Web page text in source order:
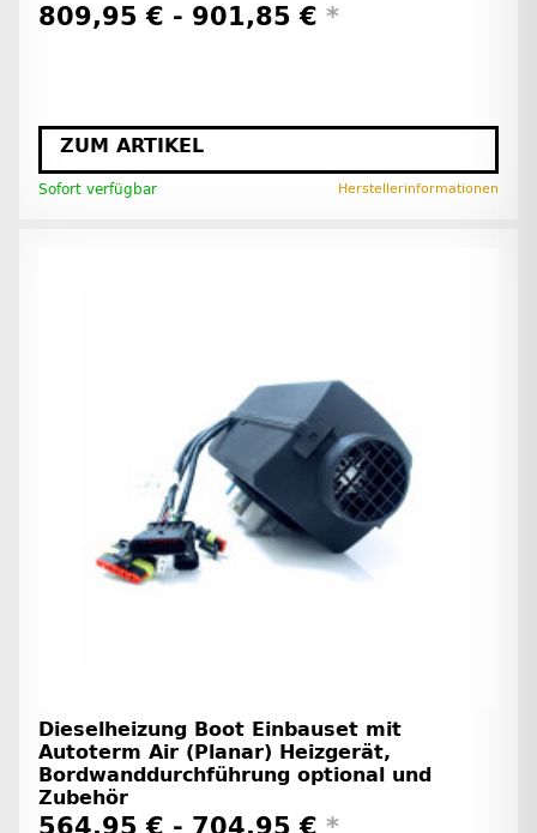
809,95 € - 901,85 € *
ZUM ARTIKEL
Sofort verfügbar Herstellerinformationen
Dieselheizung Boot Einbauset mit
Autoterm Air (Planar) Heizgerät,
Bordwanddurchführung optional und
Zubehör
564,95 € - 704,95 € *